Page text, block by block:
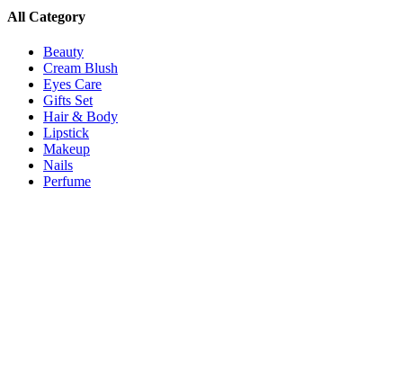
All Category
Beauty
Cream Blush
Eyes Care
Gifts Set
Hair & Body
Lipstick
Makeup
Nails
Perfume